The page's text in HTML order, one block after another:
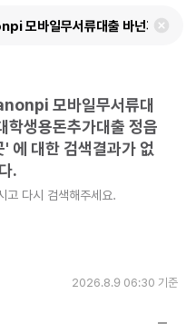
검
모바일무서류대
학생용돈추가대출 정읍
' 에 대한 검색결과가 없
.
고 다시 검색해주세요.
2026.8.9 06:30 기준